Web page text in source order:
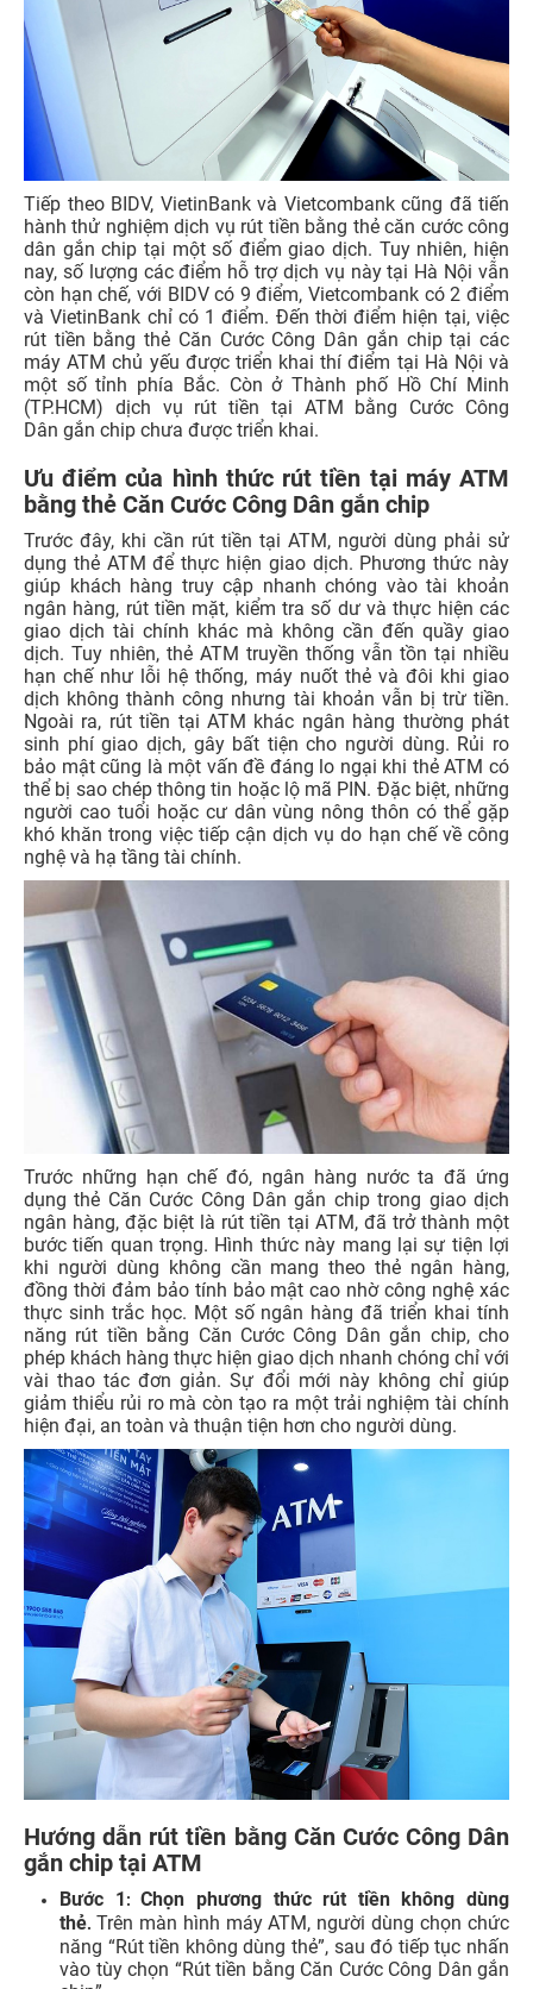
Tiếp theo BIDV, VietinBank và Vietcombank cũng đã tiến
hành thử nghiệm dịch vụ rút tiền bằng thẻ căn cước công
dân gắn chip tại một số điểm giao dịch. Tuy nhiên, hiện
nay, số lượng các điểm hỗ trợ dịch vụ này tại Hà Nội vẫn
còn hạn chế, với BIDV có 9 điểm, Vietcombank có 2 điểm
và VietinBank chỉ có 1 điểm. Đến thời điểm hiện tại, việc
rút tiền bằng thẻ Căn Cước Công Dân gắn chip tại các
máy ATM chủ yếu được triển khai thí điểm tại Hà Nội và
một số tỉnh phía Bắc. Còn ở Thành phố Hồ Chí Minh
(TP.HCM) dịch vụ rút tiền tại ATM bằng Cước Công
Dân gắn chip chưa được triển khai.
Ưu điểm của hình thức rút tiền tại máy ATM
bằng thẻ Căn Cước Công Dân gắn chip
Trước đây, khi cần rút tiền tại ATM, người dùng phải sử
dụng thẻ ATM để thực hiện giao dịch. Phương thức này
giúp khách hàng truy cập nhanh chóng vào tài khoản
ngân hàng, rút tiền mặt, kiểm tra số dư và thực hiện các
giao dịch tài chính khác mà không cần đến quầy giao
dịch. Tuy nhiên, thẻ ATM truyền thống vẫn tồn tại nhiều
hạn chế như lỗi hệ thống, máy nuốt thẻ và đôi khi giao
dịch không thành công nhưng tài khoản vẫn bị trừ tiền.
Ngoài ra, rút tiền tại ATM khác ngân hàng thường phát
sinh phí giao dịch, gây bất tiện cho người dùng. Rủi ro
bảo mật cũng là một vấn đề đáng lo ngại khi thẻ ATM có
thể bị sao chép thông tin hoặc lộ mã PIN. Đặc biệt, những
người cao tuổi hoặc cư dân vùng nông thôn có thể gặp
khó khăn trong việc tiếp cận dịch vụ do hạn chế về công
nghệ và hạ tầng tài chính.
Trước những hạn chế đó, ngân hàng nước ta đã ứng
dụng thẻ Căn Cước Công Dân gắn chip trong giao dịch
ngân hàng, đặc biệt là rút tiền tại ATM, đã trở thành một
bước tiến quan trọng. Hình thức này mang lại sự tiện lợi
khi người dùng không cần mang theo thẻ ngân hàng,
đồng thời đảm bảo tính bảo mật cao nhờ công nghệ xác
thực sinh trắc học. Một số ngân hàng đã triển khai tính
năng rút tiền bằng Căn Cước Công Dân gắn chip, cho
phép khách hàng thực hiện giao dịch nhanh chóng chỉ với
vài thao tác đơn giản. Sự đổi mới này không chỉ giúp
giảm thiểu rủi ro mà còn tạo ra một trải nghiệm tài chính
hiện đại, an toàn và thuận tiện hơn cho người dùng.
Hướng dẫn rút tiền bằng Căn Cước Công Dân
gắn chip tại ATM
Bước 1:Chọn phương thức rút tiền không dùng
thẻ. Trên màn hình máy ATM, người dùng chọn chức
năng “Rút tiền không dùng thẻ”, sau đó tiếp tục nhấn
vào tùy chọn “Rút tiền bằng Căn Cước Công Dân gắn